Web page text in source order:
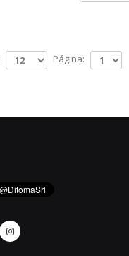
Página: